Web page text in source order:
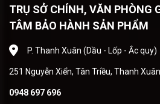
TRỤ SỞ CHÍNH, VĂN PHÒNG
TÂM BẢO HÀNH SẢN PHẨM
P. Thanh Xuân (Dầu - Lốp - Ắc quy)
251 Nguyễn Xiển, Tân Triều, Thanh
0948 697 696